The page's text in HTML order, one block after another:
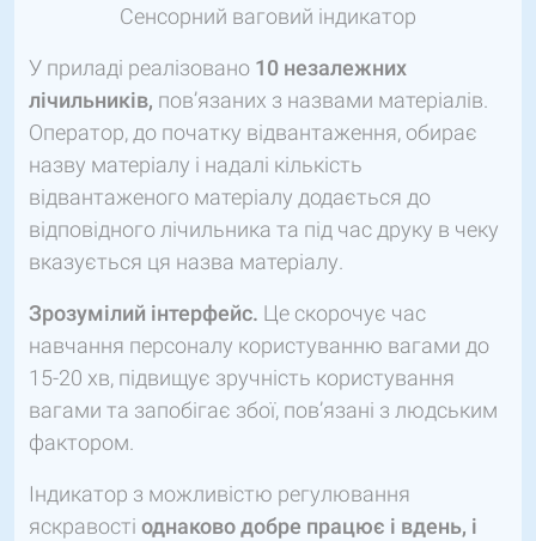
Сенсорний ваговий індикатор
У приладі реалізовано 10 незалежних
лічильників, пов’язаних з назвами матеріалів.
Оператор, до початку відвантаження, обирає
назву матеріалу і надалі кількість
відвантаженого матеріалу додається до
відповідного лічильника та під час друку в чеку
вказується ця назва матеріалу.
Зрозумілий інтерфейс. Це скорочує час
навчання персоналу користуванню вагами до
15-20 хв, підвищує зручність користування
вагами та запобігає збої, пов’язані з людським
фактором.
Індикатор з можливістю регулювання
яскравості однаково добре працює і вдень, і